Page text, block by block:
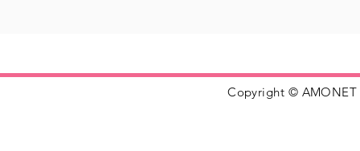
Copyright © AMONET